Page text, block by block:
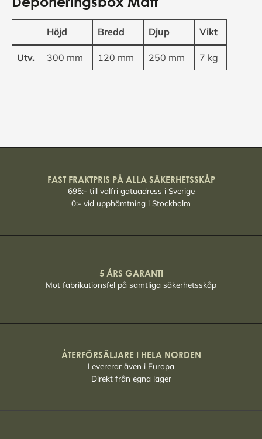
Höjd Bredd Djup Vikt
Utv. 300 mm 120 mm 250 mm 7 kg
FAST FRAKTPRIS PÅ ALLA SÄKERHETSSKÅP
695:- till valfri gatuadress i Sverige
0:- vid upphämtning i Stockholm
5 ÅRS GARANTI
Mot fabrikationsfel på samtliga säkerhetsskåp
ÅTERFÖRSÄLJARE I HELA NORDEN
Levererar även i Europa
Direkt från egna lager